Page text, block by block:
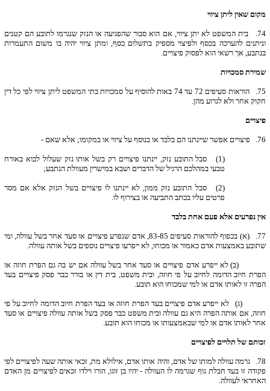
מקום שאין ליתן ציווי
74.
בית המשפט לא יתן ציווי, אם הוא סבור שהפגיעה או הנזק שנגרמו לתובע הם קטנים
וניתנים להערכה בכסף ולפיצוי מספיק בתשלום כסף, ומתן ציווי יהיה בו משום התעמרות
בנתבע, אך רשאי הוא לפסוק פיצויים.
שמירת סמכויות
75.
הוראות סעיפים 72 עד 74 באות להוסיף על סמכויות בתי המשפט ליתן ציווי לפי כל דין
חקוק אחר ולא לגרוע מהן.
פיצויים
76. פיצויים אפשר שיינתנו הם בלבד או בנוסף על ציווי או במקומו; אלא שאם -
(1) סבל התובע נזק, יינתנו פיצויים רק בשל אותו נזק שעלול לבוא באורח
טבעי במהלכם הרגיל של הדברים ושבא במישרין מעוולת הנתבע;
(2) סבל התובע נזק ממון, לא יינתנו לו פיצויים בשל הנזק אלא אם מסר
פרטים עליו בכתב התביעה או בצירוף לו.
אין נפרעים אלא פעם אחת בלבד
77.
(א) בכפוף להוראות סעיפים 83-85, אדם שנפרע פיצויים או סעד אחר בשל עוולה, ומי
שתובע באמצעות אדם כאמור או מכוחו, לא ייפרעו פיצויים נוספים בשל אותה עוולה.
(ב) לא ייפרע אדם פיצויים או סעד אחר בשל עוולה אם יש בה גם הפרת חוזה או
הפרת חיוב הדומה לחיוב על פי חוזה, ובית משפט, בית דין או בורר כבר פסק פיצויים בעד
הפרה זו לאותו אדם או למי שמכוחו הוא תובע.
(ג) לא ייפרע אדם פיצויים בעד הפרת חוזה או בעד הפרת חיוב הדומה לחיוב על פי
חוזה, אם אותה הפרה היא גם עוולה ובית משפט כבר פסק בשל אותה עוולה פיצויים או סעד
אחר לאותו אדם או למי שבאמצעותו או מכוחו הוא תובע.
זכותם של תלויים לפיצויים
78.
גרמה עוולה למותו של אדם, והיה אותו אדם, אילולא מת, זכאי אותה שעה לפיצויים לפי
פקודה זו בעד חבלת גוף שגרמה לו העוולה - יהיו בן זוגו, הורו וילדו זכאים לפיצויים מן האדם
האחראי לעוולה.